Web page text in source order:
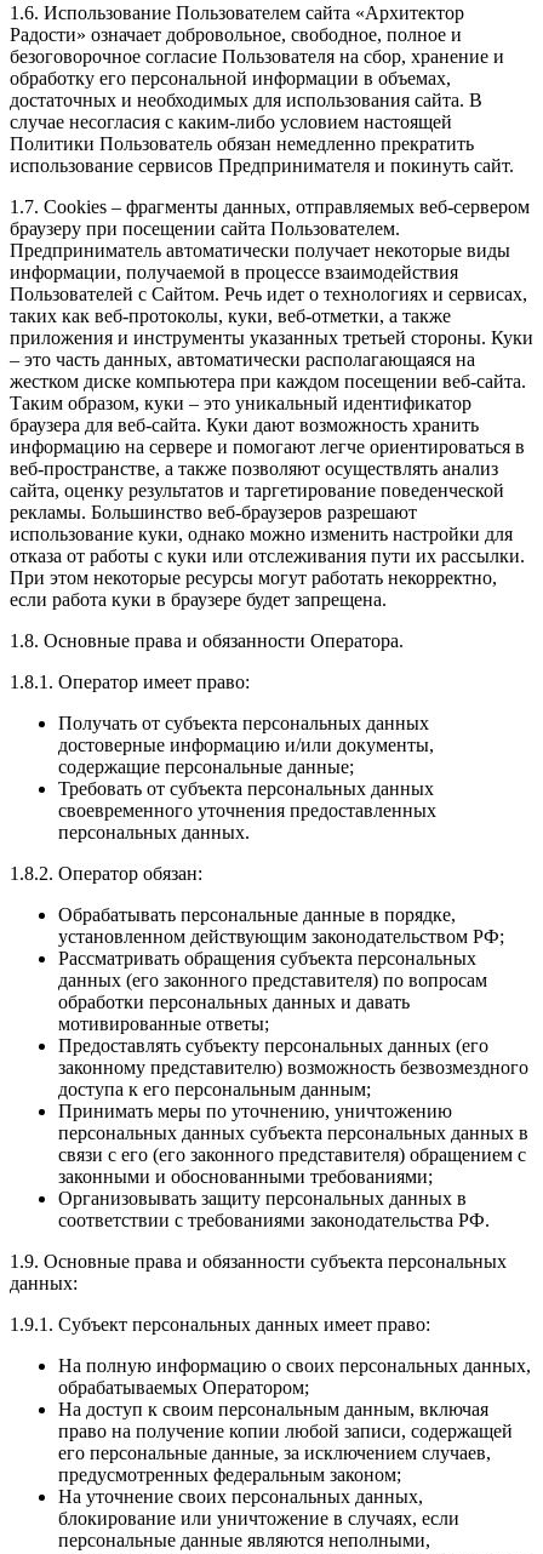
1.6. Использование Пользователем сайта «Архитектор
Радости» означает добровольное, свободное, полное и
безоговорочное согласие Пользователя на сбор, хранение и
обработку его персональной информации в объемах,
достаточных и необходимых для использования сайта. В
случае несогласия с каким-либо условием настоящей
Политики Пользователь обязан немедленно прекратить
использование сервисов Предпринимателя и покинуть сайт.
1.7. Cookies – фрагменты данных, отправляемых веб-сервером
браузеру при посещении сайта Пользователем.
Предприниматель автоматически получает некоторые виды
информации, получаемой в процессе взаимодействия
Пользователей с Сайтом. Речь идет о технологиях и сервисах,
таких как веб-протоколы, куки, веб-отметки, а также
приложения и инструменты указанных третьей стороны. Куки
– это часть данных, автоматически располагающаяся на
жестком диске компьютера при каждом посещении веб-сайта.
Таким образом, куки – это уникальный идентификатор
браузера для веб-сайта. Куки дают возможность хранить
информацию на сервере и помогают легче ориентироваться в
веб-пространстве, а также позволяют осуществлять анализ
сайта, оценку результатов и таргетирование поведенческой
рекламы. Большинство веб-браузеров разрешают
использование куки, однако можно изменить настройки для
отказа от работы с куки или отслеживания пути их рассылки.
При этом некоторые ресурсы могут работать некорректно,
если работа куки в браузере будет запрещена.
1.8. Основные права и обязанности Оператора.
1.8.1. Оператор имеет право:
Получать от субъекта персональных данных
достоверные информацию и/или документы,
содержащие персональные данные;
Требовать от субъекта персональных данных
своевременного уточнения предоставленных
персональных данных.
1.8.2. Оператор обязан:
Обрабатывать персональные данные в порядке,
установленном действующим законодательством РФ;
Рассматривать обращения субъекта персональных
данных (его законного представителя) по вопросам
обработки персональных данных и давать
мотивированные ответы;
Предоставлять субъекту персональных данных (его
законному представителю) возможность безвозмездного
доступа к его персональным данным;
Принимать меры по уточнению, уничтожению
персональных данных субъекта персональных данных в
связи с его (его законного представителя) обращением с
законными и обоснованными требованиями;
Организовывать защиту персональных данных в
соответствии с требованиями законодательства РФ.
1.9. Основные права и обязанности субъекта персональных
данных:
1.9.1. Субъект персональных данных имеет право:
На полную информацию о своих персональных данных,
обрабатываемых Оператором;
На доступ к своим персональным данным, включая
право на получение копии любой записи, содержащей
его персональные данные, за исключением случаев,
предусмотренных федеральным законом;
На уточнение своих персональных данных,
блокирование или уничтожение в случаях, если
персональные данные являются неполными,